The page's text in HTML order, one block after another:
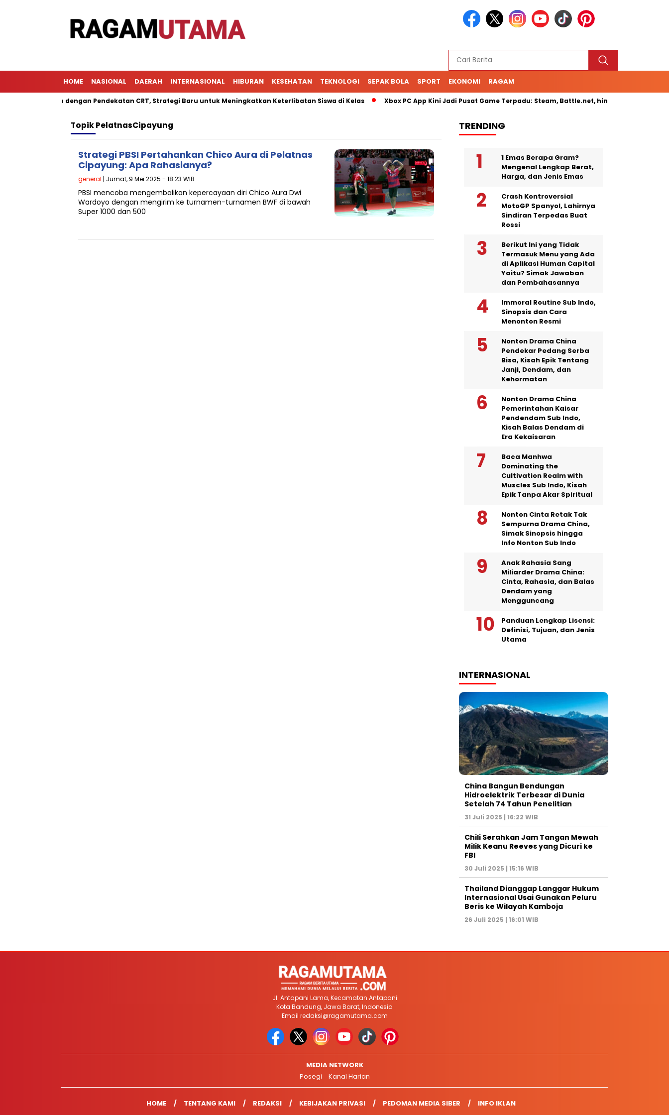
HOME NASIONAL DAERAH INTERNASIONAL HIBURAN KESEHATAN TEKNOLOGI SEPAK BOLA SPORT EKONOMI RAGAM
dengan Pendekatan CRT, Strategi Baru untuk Meningkatkan Keterlibatan Siswa di Kelas Xbox PC App Kini Jadi Pusat Game Terpadu: Steam, Battle.net, hingga Cloud Gaming
TopikPelatnasCipayung
Strategi PBSI Pertahankan Chico Aura di Pelatnas
Cipayung: Apa Rahasianya?
general | Jumat, 9 Mei 2025 - 18:23 WIB
PBSI mencoba mengembalikan kepercayaan diri Chico Aura Dwi
Wardoyo dengan mengirim ke turnamen-turnamen BWF di bawah
Super 1000 dan 500
TRENDING
1 Emas Berapa Gram?
Mengenal Lengkap Berat,
Harga, dan Jenis Emas
Crash Kontroversial
MotoGP Spanyol, Lahirnya
Sindiran Terpedas Buat
Rossi
Berikut Ini yang Tidak
Termasuk Menu yang Ada
di Aplikasi Human Capital
Yaitu? Simak Jawaban
dan Pembahasannya
Immoral Routine Sub Indo,
Sinopsis dan Cara
Menonton Resmi
Nonton Drama China
Pendekar Pedang Serba
Bisa, Kisah Epik Tentang
Janji, Dendam, dan
Kehormatan
Nonton Drama China
Pemerintahan Kaisar
Pendendam Sub Indo,
Kisah Balas Dendam di
Era Kekaisaran
Baca Manhwa
Dominating the
Cultivation Realm with
Muscles Sub Indo, Kisah
Epik Tanpa Akar Spiritual
Nonton Cinta Retak Tak
Sempurna Drama China,
Simak Sinopsis hingga
Info Nonton Sub Indo
Anak Rahasia Sang
Miliarder Drama China:
Cinta, Rahasia, dan Balas
Dendam yang
Mengguncang
Panduan Lengkap Lisensi:
Definisi, Tujuan, dan Jenis
Utama
INTERNASIONAL
China Bangun Bendungan
Hidroelektrik Terbesar di Dunia
Setelah 74 Tahun Penelitian
31 Juli 2025 | 16:22 WIB
Chili Serahkan Jam Tangan Mewah
Milik Keanu Reeves yang Dicuri ke
FBI
30 Juli 2025 | 15:16 WIB
Thailand Dianggap Langgar Hukum
Internasional Usai Gunakan Peluru
Beris ke Wilayah Kamboja
26 Juli 2025 | 16:01 WIB
Jl. Antapani Lama, Kecamatan Antapani
Kota Bandung, Jawa Barat, Indonesia
Email redaksi@ragamutama.com
MEDIA NETWORK
Posegi
Kanal Harian
HOME TENTANG KAMI REDAKSI KEBIJAKAN PRIVASI PEDOMAN MEDIA SIBER INFO IKLAN